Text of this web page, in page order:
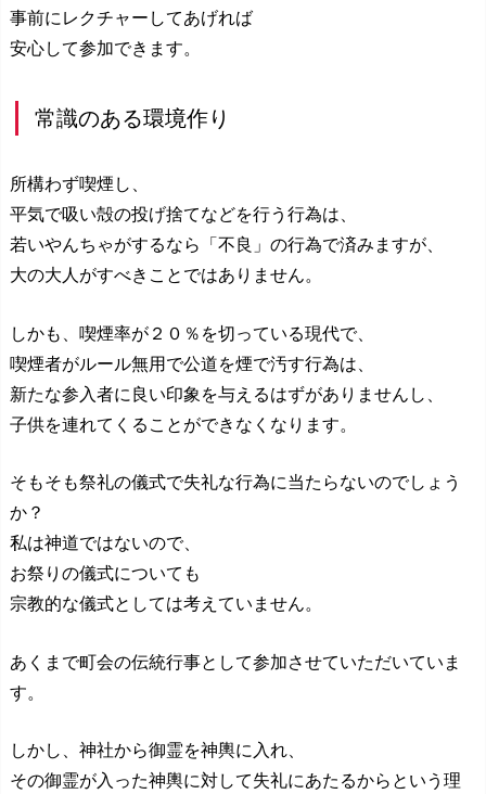
事前にレクチャーしてあげれば
安心して参加できます。
常識のある環境作り
所構わず喫煙し、
平気で吸い殻の投げ捨てなどを行う行為は、
若いやんちゃがするなら「不良」の行為で済みますが、
大の大人がすべきことではありません。
しかも、喫煙率が２０％を切っている現代で、
喫煙者がルール無用で公道を煙で汚す行為は、
新たな参入者に良い印象を与えるはずがありませんし、
子供を連れてくることができなくなります。
そもそも祭礼の儀式で失礼な行為に当たらないのでしょう
か？
私は神道ではないので、
お祭りの儀式についても
宗教的な儀式としては考えていません。
あくまで町会の伝統行事として参加させていただいていま
す。
しかし、神社から御霊を神輿に入れ、
その御霊が入った神輿に対して失礼にあたるからという理